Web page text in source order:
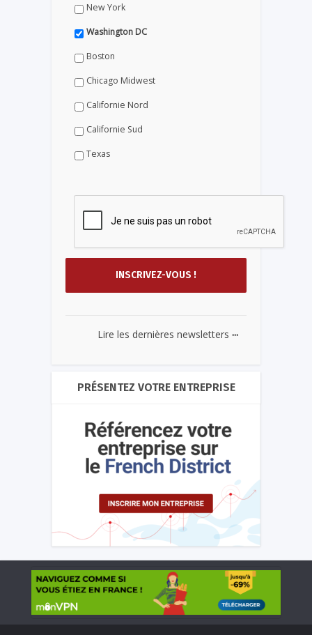
New York
Washington DC
Boston
Chicago Midwest
Californie Nord
Californie Sud
Texas
Lire les dernières newsletters ...
PRÉSENTEZ VOTRE ENTREPRISE